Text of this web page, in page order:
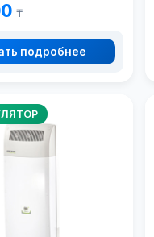
₸
подробнее